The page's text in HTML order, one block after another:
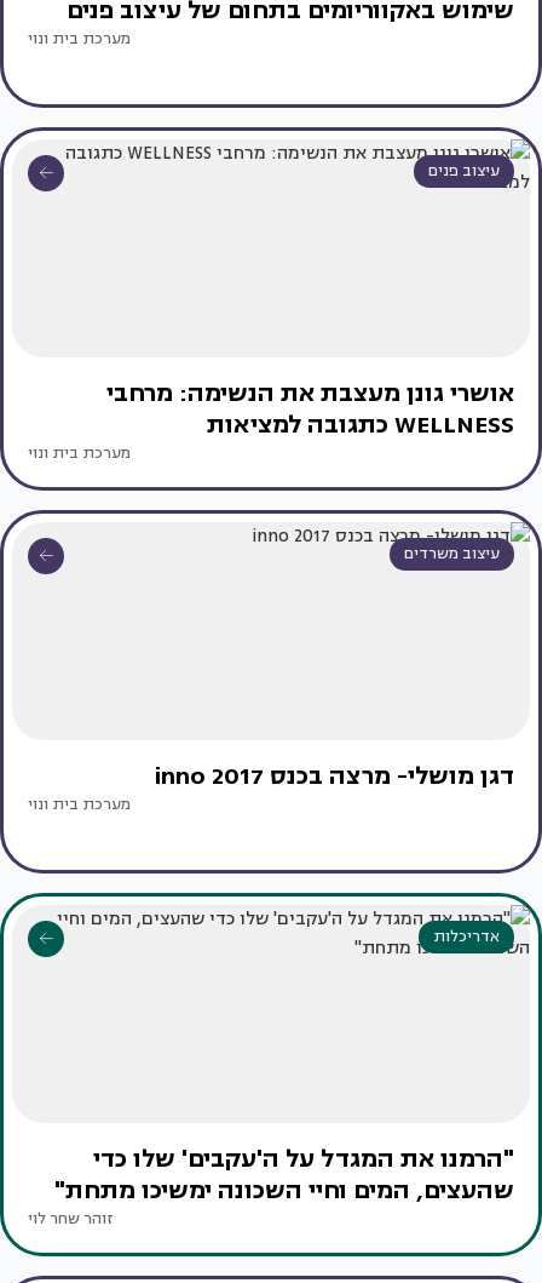
שימוש באקווריומים בתחום של עיצוב פנים
מערכת בית ונוי
עיצוב פנים
אושרי גונן מעצבת את הנשימה: מרחבי
WELLNESS כתגובה למציאות
מערכת בית ונוי
עיצוב משרדים
דגן מושלי- מרצה בכנס inno 2017
מערכת בית ונוי
אדריכלות
"הרמנו את המגדל על ה'עקבים' שלו כדי
שהעצים, המים וחיי השכונה ימשיכו מתחת"
זוהר שחר לוי